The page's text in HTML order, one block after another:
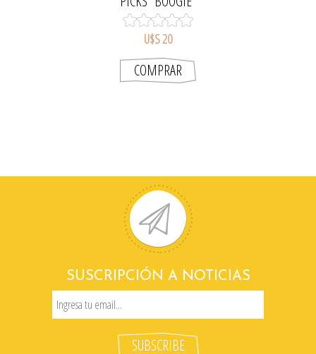
U$S 20
SUSCRIPCIÓN A NOTICIAS